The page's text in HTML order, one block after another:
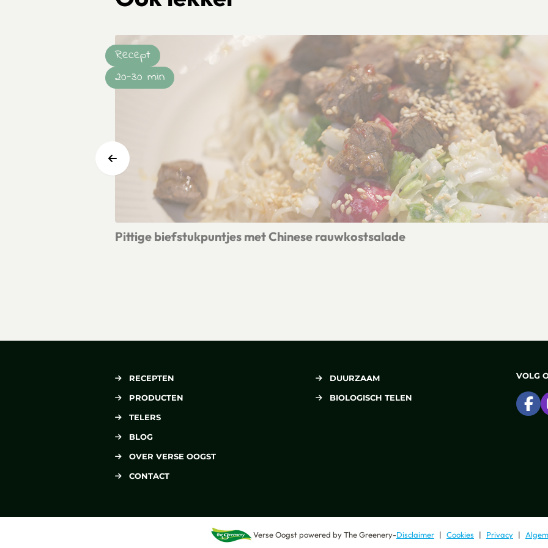
Pittige biefstukpuntjes met Chinese rauwkostsalade
Recept
20-30 min
RECEPTEN
PRODUCTEN
TELERS
BLOG
OVER VERSE OOGST
CONTACT
DUURZAAM
BIOLOGISCH TELEN
VOLG
Verse Oogstpowered byThe Greenery-Disclaimer Cookies Privacy